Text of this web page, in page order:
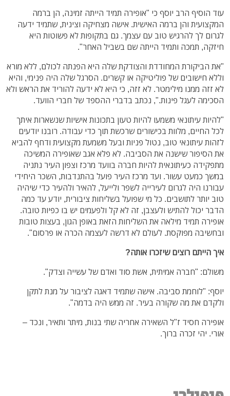
עוד הוסיף הרב יוסף כי "אופירה תמיד הייתה זמינה, הן ברמה
המקצועית והן ברמה האישית. אישה מצחיקה וצינית, שתמיד ידעה
לגרום לך להרגיש טוב עם עצמך. גם בתקופות לא פשוטות היא
חיזקה, תמכה ותמיד הייתה שם בשביל האחר".
"את הביקורת המחודדת והצודקת שלה היא הפנתה לכולם, ללא מורא
וללא חישובים של פוליטיקה או קשרים. הסרגל שלה היה פנימי, והיא
לא זזה ממנו מילימטר. לא זזה, כי היא לא ידעה להוריד את הראש ולא
הסכימה לעגל פינות.", נכתב בדברי ההספד של חברי הוועד.
"להיות עיתונאי משמעו להיות טעון בתכונות אישיות שנשארות איתך
לכל החיים, מלוות בכישורים שרכשת תוך כדי עבודה. רובנו יודעים
לזהות עיתונאי טוב, נטול פניות ובעל משמעת מקצועית ודחף להביא
את הסיפור שישנה את הסביבה. לא פלא אגב שאופירה המשיכה
מתפקידה כעיתונאית להיות חברה בוועד מרכז וצפון העיר נתניה
במשך כמעט עשור. ועד מרכז העיר פועל בהתנדבות, השכר היחידי
עבורנו היה לגרום לעירייה לשפר ולייעל, להאיר ולהעיר כדי שיהיה
טוב יותר לתושבים. כל מי שפועל בשליחות ציבורית, יודע עד כמה
הדבר יכול להתיש ולעצבן, זה לא קל ולפעמים יש בו כפיות טובה.
אופירה תמיד מילאה את השליחות הזאת באופן הגון, בעצות טובות
ובחשיבה מפוקסת. לעולם לא דרשה לעצמה הכרה או פרסום".
איך הייתם רוצים שיזכרו אותה?
משולם: "חברה אמיתית, אשת סוד ואדם של עשייה וצדק".
יוסף: "לוחמת סביבה. אישה שתמיד דאגה לציבור על מנת לתקן
ולקדם את מה שקורה בעיר. זה ממש היה בדמה".
אופירה חסיד ז"ל השאירה אחריה שתי בנות, מיתר ותאיר, ונכד –
אורי. יהי זכרה ברוך.